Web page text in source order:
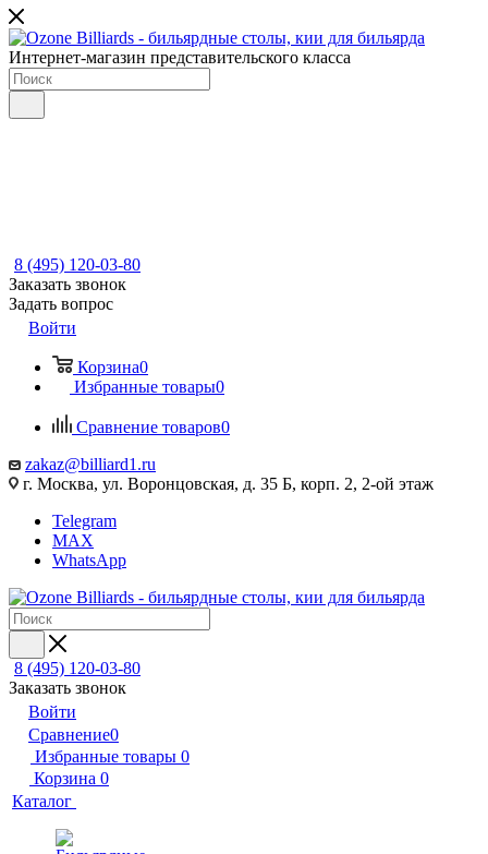
Интернет-магазин представительского класса
8 (495) 120-03-80
Заказать звонок
Задать вопрос
Войти
Корзина0
Избранные товары0
Сравнение товаров0
zakaz@billiard1.ru
г. Москва, ул. Воронцовская, д. 35 Б, корп. 2, 2-ой этаж
Telegram
MAX
WhatsApp
8 (495) 120-03-80
Заказать звонок
Войти
Сравнение0
Избранные товары 0
Корзина 0
Каталог